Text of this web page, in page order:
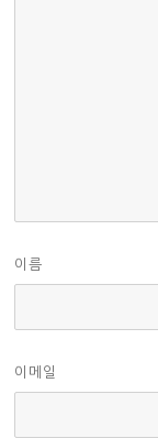
이름
이메일